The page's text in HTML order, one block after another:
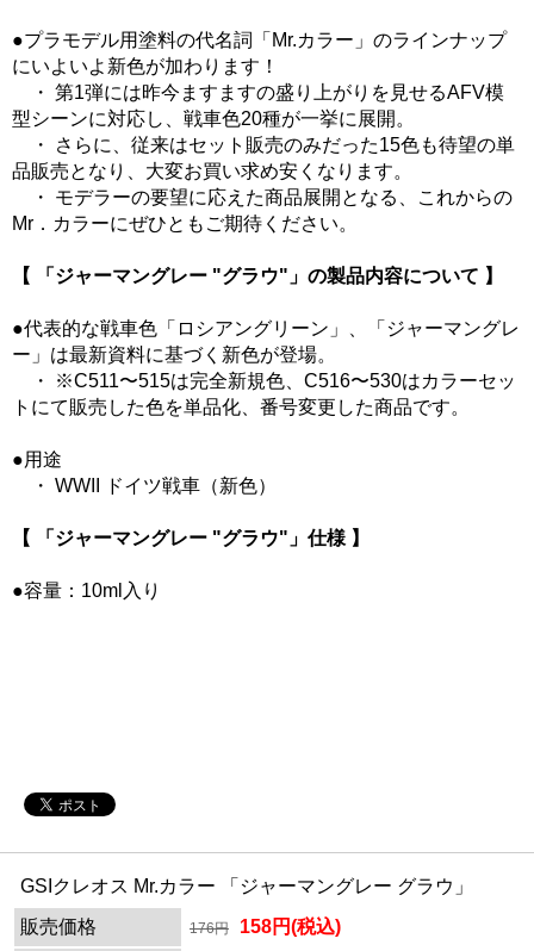
●プラモデル用塗料の代名詞「Mr.カラー」のラインナップ
にいよいよ新色が加わります！
・ 第1弾には昨今ますますの盛り上がりを見せるAFV模
型シーンに対応し、戦車色20種が一挙に展開。
・ さらに、従来はセット販売のみだった15色も待望の単
品販売となり、大変お買い求め安くなります。
・ モデラーの要望に応えた商品展開となる、これからの
Mr．カラーにぜひともご期待ください。
【 「ジャーマングレー "グラウ"」の製品内容について 】
●代表的な戦車色「ロシアングリーン」、「ジャーマングレ
ー」は最新資料に基づく新色が登場。
・ ※C511〜515は完全新規色、C516〜530はカラーセッ
トにて販売した色を単品化、番号変更した商品です。
●用途
・ WWII ドイツ戦車（新色）
【 「ジャーマングレー "グラウ"」仕様 】
●容量：10ml入り
GSIクレオス Mr.カラー 「ジャーマングレー グラウ」
販売価格
176円 158円(税込)